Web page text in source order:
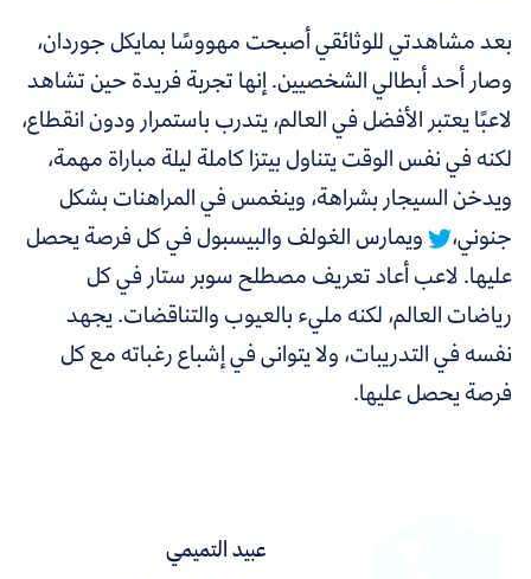
عبيد التميمي
بعد مشاهدتي للوثائقي أصبحت مهووسًا بمايكل جوردان،
وصار أحد أبطالي الشخصيين.إنها تجربة فريدة حين تشاهد
لاعبًا يعتبر الأفضل في العالم، يتدرب باستمرار ودون انقطاع،
لكنه في نفس الوقت يتناول بيتزا كاملة ليلة مباراة مهمة،
ويدخن السيجار بشراهة، وينغمس في المراهنات بشكل
جنوني،
ويمارس الغولف والبيسبول في كل فرصة يحصل
عليها. لاعب أعاد تعريف مصطلح سوبر ستار في كل
رياضات العالم، لكنه مليء بالعيوب والتناقضات. يجهد
نفسه في التدريبات، ولا يتوانى في إشباع رغباته مع كل
فرصة يحصل عليها.